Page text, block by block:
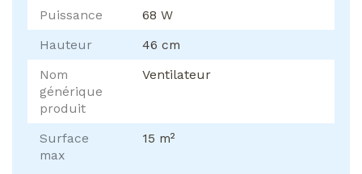
Puissance
68 W
Hauteur
46 cm
Nom
générique
produit
Ventilateur
Surface
max
15 m²